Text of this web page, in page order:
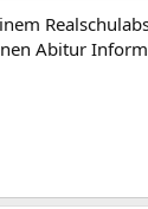
Abitur